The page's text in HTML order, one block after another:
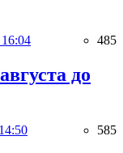
16:04 485
до
585